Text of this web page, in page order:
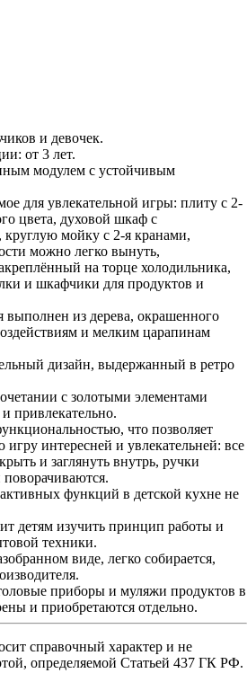
и девочек.
от 3 лет.
модулем с устойчивым
для увлекательной игры: плиту с 2-
цвета, духовой шкаф с
мойку с 2-я кранами,
можно легко вынуть,
на торце холодильника,
и шкафчики для продуктов и
выполнен из дерева, окрашенного
и мелким царапинам
дизайн, выдержанный в ретро
с золотыми элементами
привлекательно.
что позволяет
интересней и увлекательней: все
и заглянуть внутрь, ручки
функций в детской кухне не
детям изучить принцип работы и
техники.
виде, легко собирается,
приборы и муляжи продуктов в
и приобретаются отдельно.
справочный характер и не
определяемой Статьей 437 ГК РФ.